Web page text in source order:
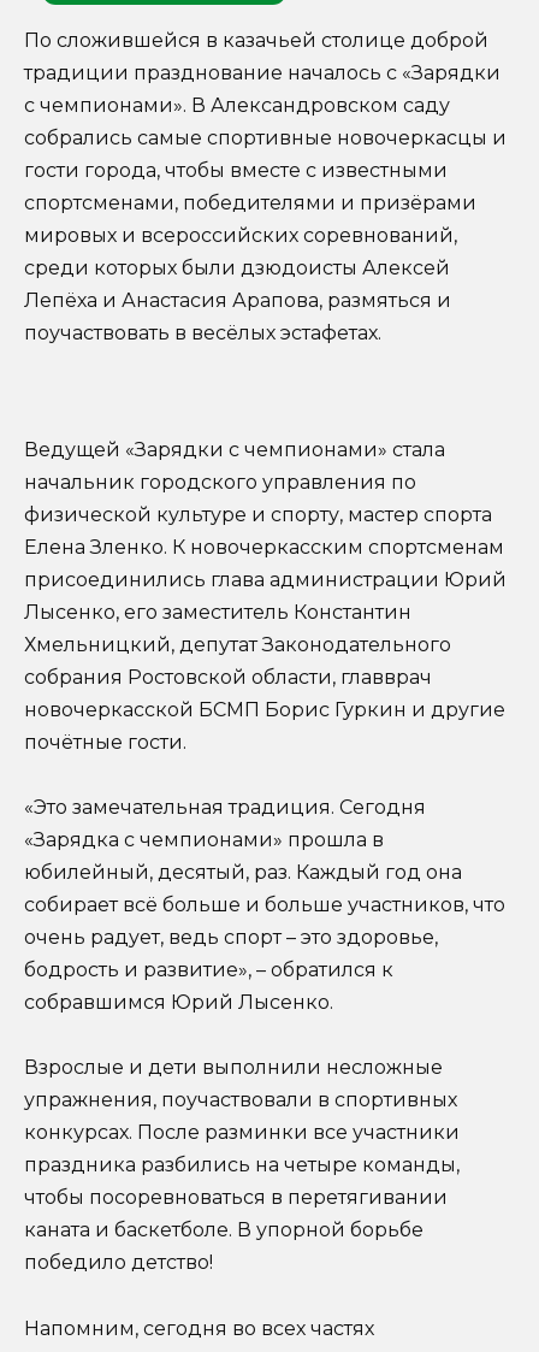
По сложившейся в казачьей столице доброй
традиции празднование началось с «Зарядки
с чемпионами». В Александровском саду
собрались самые спортивные новочеркасцы и
гости города, чтобы вместе с известными
спортсменами, победителями и призёрами
мировых и всероссийских соревнований,
среди которых были дзюдоисты Алексей
Лепёха и Анастасия Арапова, размяться и
поучаствовать в весёлых эстафетах.
Ведущей «Зарядки с чемпионами» стала
начальник городского управления по
физической культуре и спорту, мастер спорта
Елена Зленко. К новочеркасским спортсменам
присоединились глава администрации Юрий
Лысенко, его заместитель Константин
Хмельницкий, депутат Законодательного
собрания Ростовской области, главврач
новочеркасской БСМП Борис Гуркин и другие
почётные гости.
«Это замечательная традиция. Сегодня
«Зарядка с чемпионами» прошла в
юбилейный, десятый, раз. Каждый год она
собирает всё больше и больше участников, что
очень радует, ведь спорт – это здоровье,
бодрость и развитие», – обратился к
собравшимся Юрий Лысенко.
Взрослые и дети выполнили несложные
упражнения, поучаствовали в спортивных
конкурсах. После разминки все участники
праздника разбились на четыре команды,
чтобы посоревноваться в перетягивании
каната и баскетболе. В упорной борьбе
победило детство!
Напомним, сегодня во всех частях